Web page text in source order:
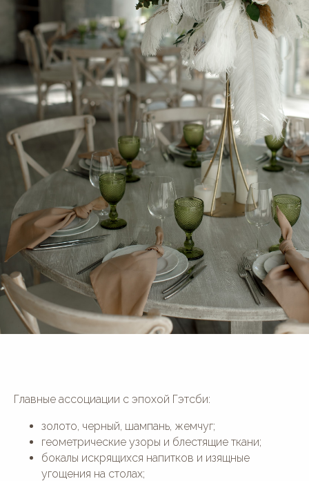
Главные ассоциации с эпохой Гэтсби:
золото, черный, шампань, жемчуг;
геометрические узоры и блестящие ткани;
бокалы искрящихся напитков и изящные
угощения на столах;